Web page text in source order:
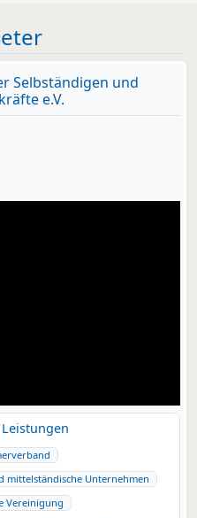
Selbständigen und
e.V.
mittelständische Unternehmen
Vereinigung